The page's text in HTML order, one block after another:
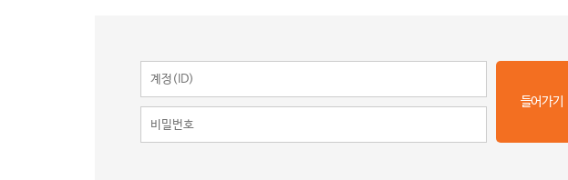
들어가기